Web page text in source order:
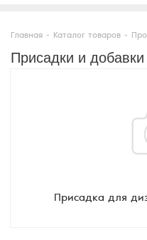
Главная - Каталог товаров -
Присадки и добавки
Присадка для